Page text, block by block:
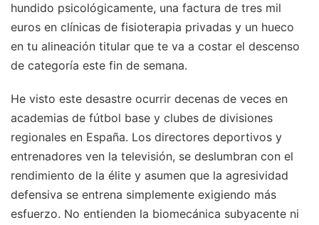
hundido psicológicamente, una factura de tres mil
euros en clínicas de fisioterapia privadas y un hueco
en tu alineación titular que te va a costar el descenso
de categoría este fin de semana.
He visto este desastre ocurrir decenas de veces en
academias de fútbol base y clubes de divisiones
regionales en España. Los directores deportivos y
entrenadores ven la televisión, se deslumbran con el
rendimiento de la élite y asumen que la agresividad
defensiva se entrena simplemente exigiendo más
esfuerzo. No entienden la biomecánica subyacente ni